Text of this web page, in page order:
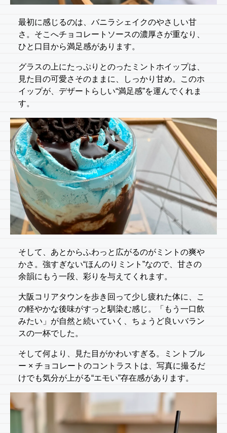
最初に感じるのは、バニラシェイクのやさしい甘
さ。そこへチョコレートソースの濃厚さが重なり、
ひと口目から満足感があります。
グラスの上にたっぷりとのったミントホイップは、
見た目の可愛さそのままに、しっかり甘め。このホ
イップが、デザートらしい“満足感”を運んでくれま
す。
そして、あとからふわっと広がるのがミントの爽や
かさ。強すぎない“ほんのりミント”なので、甘さの
余韻にもう一段、彩りを与えてくれます。
大阪コリアタウンを歩き回って少し疲れた体に、こ
の軽やかな後味がすっと馴染む感じ。「もう一口飲
みたい」が自然と続いていく、ちょうど良いバラン
スの一杯でした。
そして何より、見た目がかわいすぎる。ミントブル
ー × チョコレートのコントラストは、写真に撮るだ
けでも気分が上がる“エモい”存在感があります。